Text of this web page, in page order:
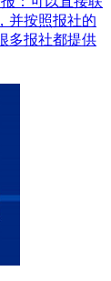
并按照报社的
多报社都提供